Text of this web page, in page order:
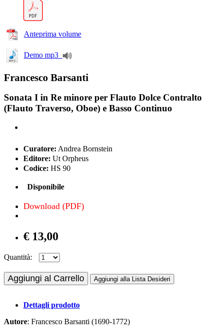
Anteprima volume
Demo mp3
Francesco Barsanti
Sonata I in Re minore per Flauto Dolce Contralto
(Flauto Traverso, Oboe) e Basso Continuo
Curatore: Andrea Bornstein
Editore: Ut Orpheus
Codice: HS 90
Disponibile
Download (PDF)
€ 13,00
Quantità:
Aggiungi al Carrello Aggiungi alla Lista Desideri
Dettagli prodotto
Autore: Francesco Barsanti (1690-1772)